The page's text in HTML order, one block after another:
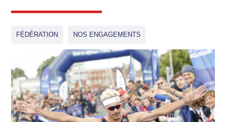
FÉDÉRATION NOS ENGAGEMENTS